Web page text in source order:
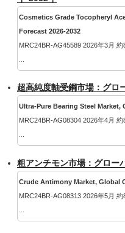
Cosmetics Grade Tocopheryl
Forecast 2026-2032
MRC24BR-AG45589 2026年3月 約
超高純度軸受鋼市場：グロ
Ultra-Pure Bearing Steel Market,
MRC24BR-AG08304 2026年4月 約
粗アンチモン市場：グロー
Crude Antimony Market, Global
MRC24BR-AG08313 2026年5月 約